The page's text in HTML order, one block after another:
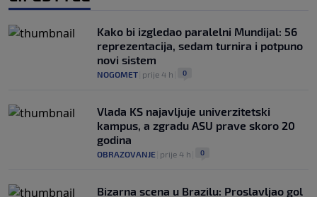
Kako bi izgledao paralelni Mundijal: 56
reprezentacija, sedam turnira i potpuno
novi sistem
NOGOMET prije 4 h 0
Vlada KS najavljuje univerzitetski
kampus, a zgradu ASU prave skoro 20
godina
OBRAZOVANJE prije 4 h 0
Bizarna scena u Brazilu: Proslavljao gol